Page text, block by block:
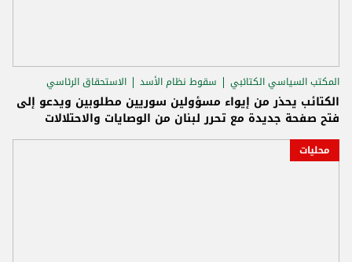
المكتب السياسي الكتائبي سقوط نظام الأسد الاستحقاق الرئاسي
الكتائب يحذر من إيواء مسؤولين سوريين مطلوبين ويدعو إلى
فتح صفحة جديدة مع تحرر لبنان من الوصايات والاحتلالات
محليات